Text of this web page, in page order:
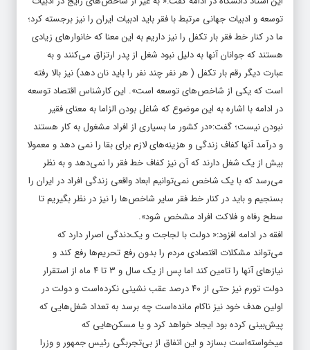
توسعه و ادبیات جهانی مرتبط با فقر باید ادبیات ایران را نیز برجسته‌ کرد؛
ما در کنار خط فقر بار تکفل را نیز داریم به این معنا که خانوارهای زیادی
هستند که جوانان آنها به دلیل نبود شغل از پدر ارتزاق می‌کنند و به
عبارت دیگر رقم بار تکفل ( هر نفر چند نفر را باید نان دهد) نیز بالا رفته
است که یکی از شاخص‌های توسعه است». این کارشناس اقتصاد توسعه
در ادامه با اشاره به این موضوع که شاغل بودن الزاما به معنای فقیر
نبودن نیست؛ گفت:«در کشور ما بسیاری از افراد مشغول به کار هستند
و درآمد آنها کفاف زندگی و هزینه‌های لازم برای بقا را نمی دهد و معمولا
بیش از یک شغل دارند که آن نیز کفاف خط فقر را نمی‌دهد و به نظر
می‌رسد که با یک شاخص نمی‌توانیم ابعاد واقعی زندگی افراد در ایران را
بسنجیم و باید در کنار خط فقر سایر شاخص‌ها را نیز در نظر بگیریم تا
سطح رفاه و فلاکت افراد مشخص شود».
افقه در ادامه افزود:« دولت با لجاجت و یک‌دندگی اصرار دارد که
می‌تواند مشکلات اقتصادی مردم را بدون رفع تحریم‌ها رفع کند و
نیازهای آنها را تامین کند اما پس از یک سال و ۳ تا ۴ ماه از استقرار
دولت تورم نیز حتی از ۴۰ درصد عقب نشینی نکرده‌است و دولت در
اولین هدف خود نیز ناکام مانده‌است چه برسد به تعداد شغل‌هایی که
پیش‌بینی کرده بود ایجاد خواهد کرد و یا مسکن‌هایی که
میخواسته‌است بسازد و این اتفاق از بی‌تجربگی رئیس جمهور و وزرا